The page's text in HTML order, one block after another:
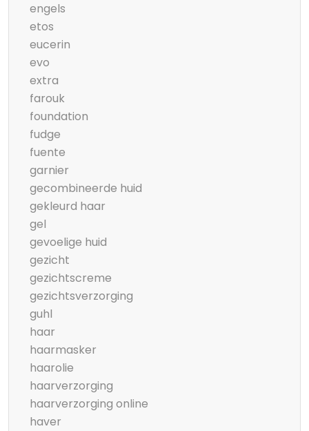
engels
etos
eucerin
evo
extra
farouk
foundation
fudge
fuente
garnier
gecombineerde huid
gekleurd haar
gel
gevoelige huid
gezicht
gezichtscreme
gezichtsverzorging
guhl
haar
haarmasker
haarolie
haarverzorging
haarverzorging online
haver